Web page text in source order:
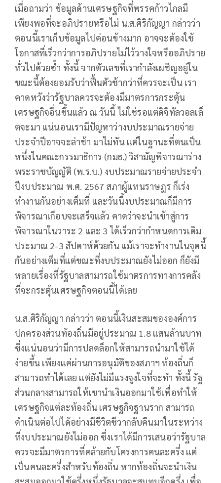
เมื่อถามว่า ข้อมูลด้านเศรษฐกิจที่พรรคก้าวไกลมี
เพียงพอที่จะอภิปรายหรือไม่ น.ส.ศิริกัญญา กล่าวว่า
ตอนนี้เราเก็บข้อมูลไปค่อนข้างมาก อาจจะต้องใช้
โอกาสที่เร็วกว่าการอภิปรายไม่ไว้วางใจหรืออภิปราย
ทั่วไปด้วยซ้ำ ทั้งนี้ จากตัวเลขที่เรากำลังเผชิญอยู่ใน
ขณะนี้ต้องยอมรับว่าฟื้นตัวช้ากว่าที่ควรจะเป็น เรา
คาดหวังว่ารัฐบาลควรจะต้องมีมาตรการกระตุ้น
เศรษฐกิจอื่นขึ้นแล้ว ณ วันนี้ ไม่ใช่รอแต่ดิจิทัลวอลเล็
ตจะมา แน่นอนเรามีปัญหาว่างบประมาณรายจ่าย
ประจำปีอาจจะล่าช้า มาไม่ทัน แต่ในฐานะที่ตนเป็น
หนึ่งในคณะกรรมาธิการ (กมธ.) วิสามัญพิจารณาร่าง
พระราชบัญญัติ (พ.ร.บ.) งบประมาณรายจ่ายประจำ
ปีงบประมาณ พ.ศ. 2567 สภาผู้แทนราษฎร ก็เร่ง
ทำงานกันอย่างเต็มที่ และวันนี้งบประมาณก็มีการ
พิจารณาเกือบจะเสร็จแล้ว คาดว่าจะนำเข้าสู่การ
พิจารณาในวาระ 2 และ 3 ได้เร็วกว่ากำหนดการเดิม
ประมาณ 2-3 สัปดาห์ด้วยกัน แม้เราจะทำงานในจุดนี้
กันอย่างเต็มที่แต่ขณะที่งบประมาณยังไม่ออก ก็ยังมี
หลายเรื่องที่รัฐบาลสามารถใช้มาตรการทางการคลัง
ที่จะกระตุ้นเศรษฐกิจตอนนี้ได้เลย
น.ส.ศิริกัญญา กล่าวว่า ตอนนี้เงินสะสมขององค์การ
ปกครองส่วนท้องถิ่นมีอยู่ประมาณ 1.8 แสนล้านบาท
ซึ่งแน่นอนว่ามีการปลดล็อกให้สามารถนำมาใช้ได้
ง่ายขึ้น เพียงแค่ผ่านการอนุมัติของสภาฯ ท้องถิ่นก็
สามารถทำได้เลย แต่ยังไม่มีแรงจูงใจที่จะทำ ทั้งนี้ รัฐ
ส่วนกลางสามารถให้เขานำเงินออกมาใช้เพื่อทำให้
เศรษฐกิจแต่ละท้องถิ่น เศรษฐกิจฐานราก สามารถ
ดำเนินต่อไปได้อย่างมีชีวิตชีวากลับคืนมาในระหว่าง
ที่งบประมาณยังไม่ออก ซึ่งเราได้มีการเสนอว่ารัฐบาล
ควรจะมีมาตรการที่คล้ายกับโครงการคนละครึ่ง แต่
เป็นคนละครึ่งสำหรับท้องถิ่น หากท้องถิ่นจะนำเงิน